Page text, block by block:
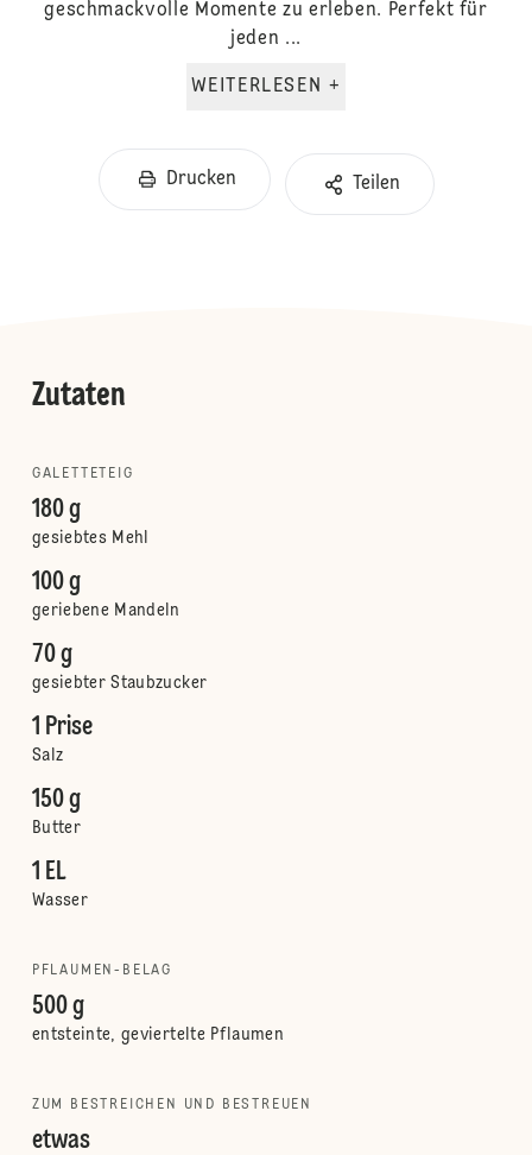
geschmackvolle Momente zu erleben. Perfekt für
jeden ...
WEITERLESEN +
Drucken Teilen
Zutaten
GALETTETEIG
180 g
gesiebtes Mehl
100 g
geriebene Mandeln
70 g
gesiebter Staubzucker
1 Prise
Salz
150 g
Butter
1 EL
Wasser
PFLAUMEN-BELAG
500 g
entsteinte, geviertelte Pflaumen
ZUM BESTREICHEN UND BESTREUEN
etwas